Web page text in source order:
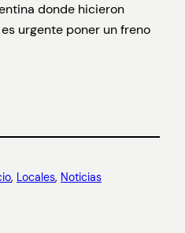
donde hicieron
urgente poner un freno
, Locales, Noticias